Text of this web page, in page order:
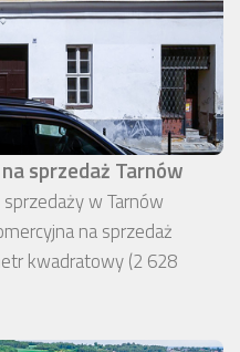
sprzedaż Tarnów
w Tarnów
na sprzedaż
kwadratowy (2 628